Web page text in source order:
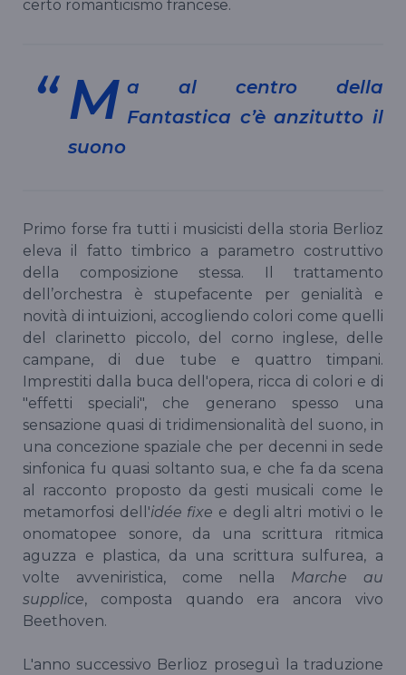
certo romanticismo francese.
M a al centro della
Fantastica c’è anzitutto il
suono
Primo forse fra tutti i musicisti della storia Berlioz
eleva il fatto timbrico a parametro costruttivo
della composizione stessa. Il trattamento
dell’orchestra è stupefacente per genialità e
novità di intuizioni, accogliendo colori come quelli
del clarinetto piccolo, del corno inglese, delle
campane, di due tube e quattro timpani.
Imprestiti dalla buca dell'opera, ricca di colori e di
"effetti speciali", che generano spesso una
sensazione quasi di tridimensionalità del suono, in
una concezione spaziale che per decenni in sede
sinfonica fu quasi soltanto sua, e che fa da scena
al racconto proposto da gesti musicali come le
metamorfosi dell'idée fixe e degli altri motivi o le
onomatopee sonore, da una scrittura ritmica
aguzza e plastica, da una scrittura sulfurea, a
volte avveniristica, come nella Marche au
supplice, composta quando era ancora vivo
Beethoven.
L'anno successivo Berlioz proseguì la traduzione